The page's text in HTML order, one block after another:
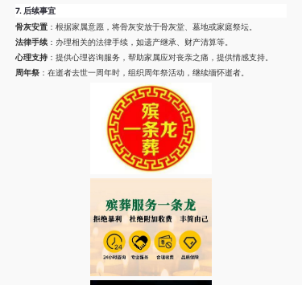
7. 后续事宜
骨灰安置：根据家属意愿，将骨灰安放于骨灰堂、墓地或家庭祭坛。
法律手续：办理相关的法律手续，如遗产继承、财产清算等。
心理支持：提供心理咨询服务，帮助家属应对丧亲之痛，提供情感支持。
周年祭：在逝者去世一周年时，组织周年祭活动，继续缅怀逝者。